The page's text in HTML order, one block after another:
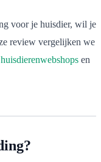
voor je huisdier, wil je
review vergelijken we
huisdierenwebshops en